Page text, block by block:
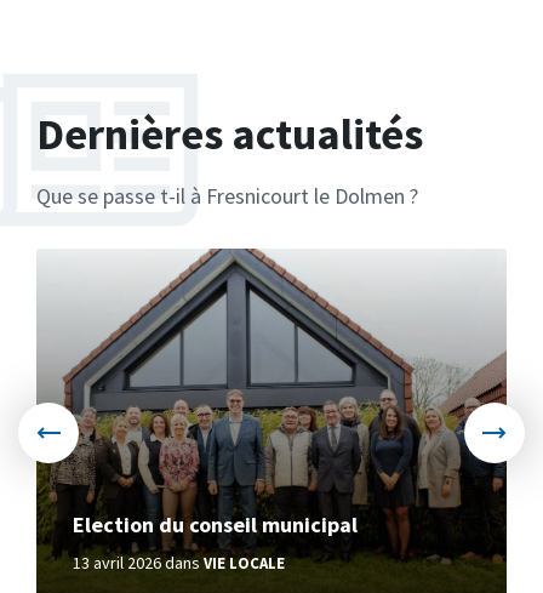
Dernières actualités
Que se passe t-il à Fresnicourt le Dolmen ?
Election du conseil municipal
13 avril 2026dans VIE LOCALE